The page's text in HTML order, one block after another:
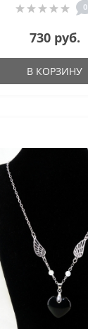
0
730 руб.
В КОРЗИНУ